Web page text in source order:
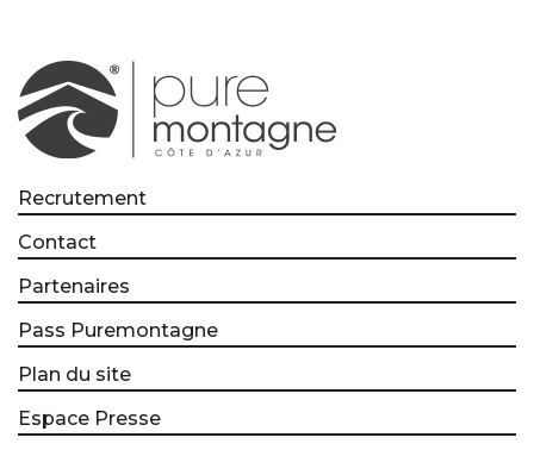
Recrutement
Contact
Partenaires
Pass Puremontagne
Plan du site
Espace Presse